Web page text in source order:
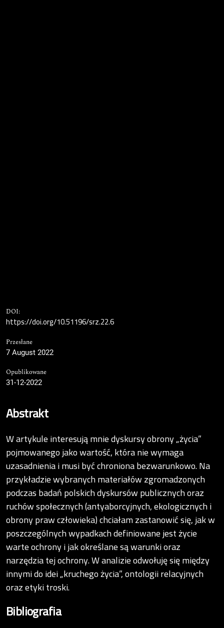
DOI:
https://doi.org/10.51196/srz.22.6
Przesłane
7 August 2022
Opublikowane
31-12-2022
Abstrakt
W artykule interesują mnie dyskursy obrony „życia”
pojmowanego jako wartość, która nie wymaga
uzasadnienia i musi być chroniona bezwarunkowo. Na
przykładzie wybranych materiałów zgromadzonych
podczas badań polskich dyskursów publicznych oraz
ruchów społecznych (antyaborcyjnych, ekologicznych i
obrony praw człowieka) chciałam zastanowić się, jak w
poszczególnych wypadkach definiowane jest życie
warte ochrony i jak określane są warunki oraz
narzędzia tej ochrony. W analizie odwołuję się między
innymi do idei „kruchego życia”, ontologii relacyjnych
oraz etyki troski.
Bibliografia